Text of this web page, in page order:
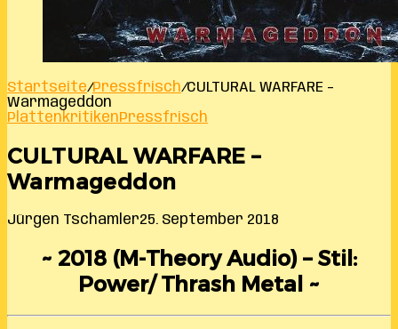
Startseite/Pressfrisch/CULTURAL WARFARE –
Warmageddon
PlattenkritikenPressfrisch
CULTURAL WARFARE –
Warmageddon
Jürgen Tschamler25. September 2018
~ 2018 (M-Theory Audio) – Stil:
Power/ Thrash Metal ~